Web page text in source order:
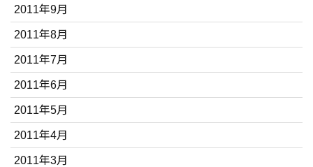
2011年9月
2011年8月
2011年7月
2011年6月
2011年5月
2011年4月
2011年3月